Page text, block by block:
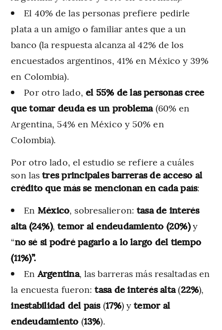
El 40% de las personas prefiere pedirle
plata a un amigo o familiar antes que a un
banco (la respuesta alcanza al 42% de los
encuestados argentinos, 41% en México y 39%
en Colombia).
Por otro lado, el 55% de las personas cree
que tomar deuda es un problema (60% en
Argentina, 54% en México y 50% en
Colombia).
Por otro lado, el estudio se refiere a cuáles
son lastres principales barreras de acceso al
crédito que más se mencionan en cada país:
En México, sobresalieron: tasa de interés
alta (24%), temor al endeudamiento (20%)y
“no sé si podré pagarlo a lo largo del tiempo
(11%)”.
EnArgentina, las barreras más resaltadas en
la encuesta fueron:tasa de interés alta(22%),
inestabilidad del país (17%) ytemor al
endeudamiento (13%).